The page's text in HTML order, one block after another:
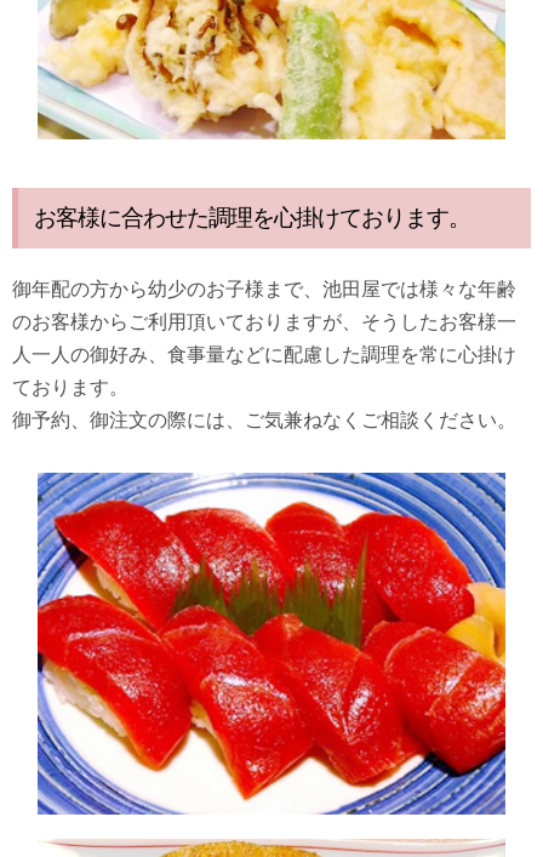
お客様に合わせた調理を心掛けております。
御年配の方から幼少のお子様まで、池田屋では様々な年齢
のお客様からご利用頂いておりますが、そうしたお客様一
人一人の御好み、食事量などに配慮した調理を常に心掛け
ております。
御予約、御注文の際には、ご気兼ねなくご相談ください。